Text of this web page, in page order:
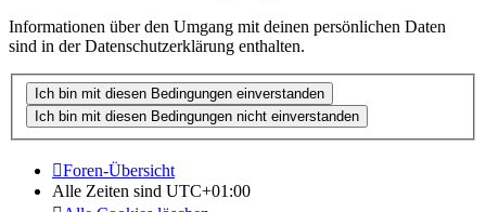
Informationen über den Umgang mit deinen persönlichen Daten
sind in der Datenschutzerklärung enthalten.
Foren-Übersicht
Alle Zeiten sind UTC+01:00